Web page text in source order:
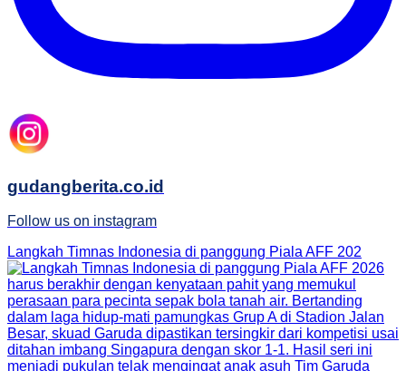
gudangberita.co.id
Follow us on instagram
Langkah Timnas Indonesia di panggung Piala AFF 202